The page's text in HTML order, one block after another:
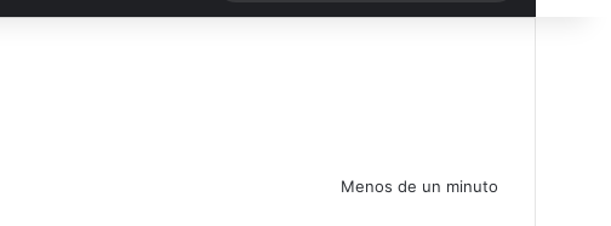
Menos de un minuto